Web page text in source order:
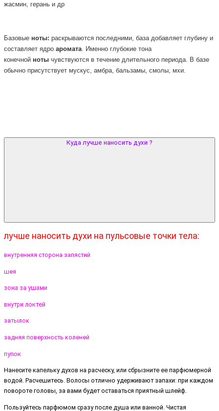
жасмин, герань и др
Базовые ноты: раскрываются последними, база добавляет глубину и
составляет ядро аромата. Именно глубокие тона
конечной ноты чувствуются в течение длительного периода. В базе
обычно присутствует мускус, амбра, бальзамы, смолы, мхи.
Куда лучше наносить духи ?
лучше наносить духи на пульсовые точки тела:
внутренняя сторона запястий
шея
зона за ушами
внутри локтей
затылок
задняя поверхность коленей
пупок
Нанесите капельку духов на расческу, или сбрызните ее парфюмерной
водой. Расчешитесь. Волосы отлично удерживают запахи: при каждом
повороте головы, за вами будет оставаться приятный шлейф.
Пользуйтесь парфюмом сразу после душа или ванной. Чистая